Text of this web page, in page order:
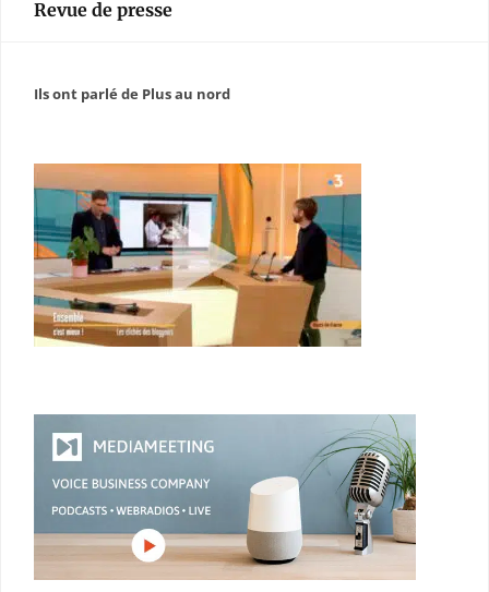
Revue de presse
Ils ont parlé de Plus au nord